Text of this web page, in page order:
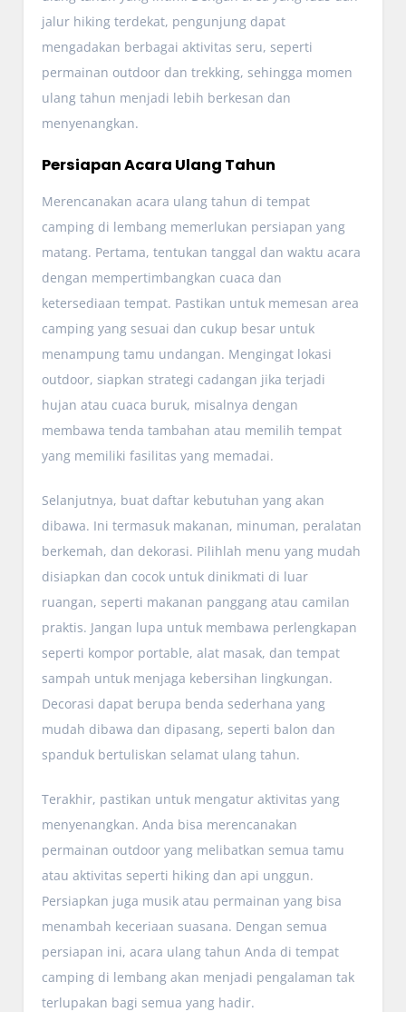
jalur hiking terdekat, pengunjung dapat
mengadakan berbagai aktivitas seru, seperti
permainan outdoor dan trekking, sehingga momen
ulang tahun menjadi lebih berkesan dan
menyenangkan.
Persiapan Acara Ulang Tahun
Merencanakan acara ulang tahun di tempat
camping di lembang memerlukan persiapan yang
matang. Pertama, tentukan tanggal dan waktu acara
dengan mempertimbangkan cuaca dan
ketersediaan tempat. Pastikan untuk memesan area
camping yang sesuai dan cukup besar untuk
menampung tamu undangan. Mengingat lokasi
outdoor, siapkan strategi cadangan jika terjadi
hujan atau cuaca buruk, misalnya dengan
membawa tenda tambahan atau memilih tempat
yang memiliki fasilitas yang memadai.
Selanjutnya, buat daftar kebutuhan yang akan
dibawa. Ini termasuk makanan, minuman, peralatan
berkemah, dan dekorasi. Pilihlah menu yang mudah
disiapkan dan cocok untuk dinikmati di luar
ruangan, seperti makanan panggang atau camilan
praktis. Jangan lupa untuk membawa perlengkapan
seperti kompor portable, alat masak, dan tempat
sampah untuk menjaga kebersihan lingkungan.
Decorasi dapat berupa benda sederhana yang
mudah dibawa dan dipasang, seperti balon dan
spanduk bertuliskan selamat ulang tahun.
Terakhir, pastikan untuk mengatur aktivitas yang
menyenangkan. Anda bisa merencanakan
permainan outdoor yang melibatkan semua tamu
atau aktivitas seperti hiking dan api unggun.
Persiapkan juga musik atau permainan yang bisa
menambah keceriaan suasana. Dengan semua
persiapan ini, acara ulang tahun Anda di tempat
camping di lembang akan menjadi pengalaman tak
terlupakan bagi semua yang hadir.